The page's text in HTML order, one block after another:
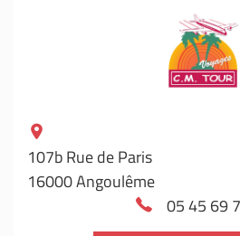
107b Rue de Paris
16000 Angoulême
05 45 69